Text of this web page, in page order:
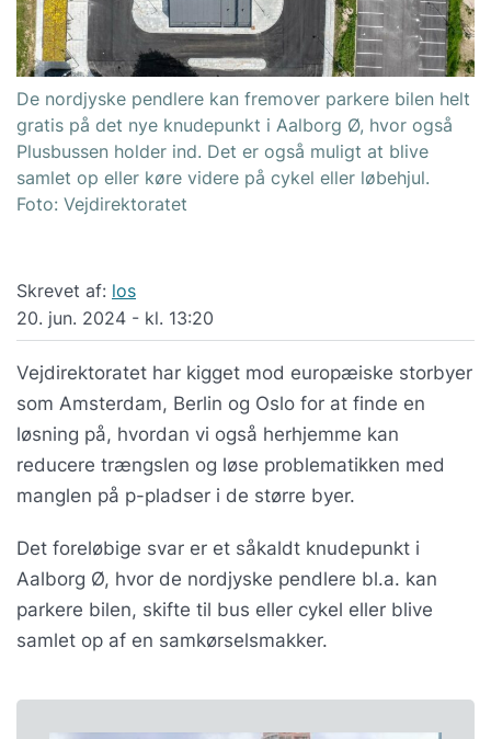
De nordjyske pendlere kan fremover parkere bilen helt
gratis på det nye knudepunkt i Aalborg Ø, hvor også
Plusbussen holder ind. Det er også muligt at blive
samlet op eller køre videre på cykel eller løbehjul.
Foto: Vejdirektoratet
Skrevet af: los
20. jun. 2024 - kl. 13:20
Vejdirektoratet har kigget mod europæiske storbyer
som Amsterdam, Berlin og Oslo for at finde en
løsning på, hvordan vi også herhjemme kan
reducere trængslen og løse problematikken med
manglen på p-pladser i de større byer.
Det foreløbige svar er et såkaldt knudepunkt i
Aalborg Ø, hvor de nordjyske pendlere bl.a. kan
parkere bilen, skifte til bus eller cykel eller blive
samlet op af en samkørselsmakker.